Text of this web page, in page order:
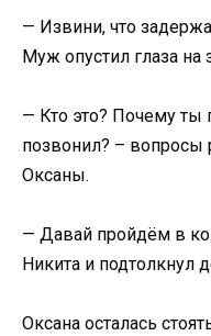
— Извини, что
Муж опустил глаза на
— Кто это? Почему ты
позвонил? –
Оксаны.
— Давай пройдём в
Никита и подтолкнул
Оксана осталась